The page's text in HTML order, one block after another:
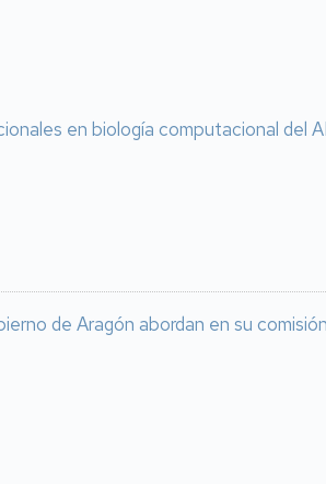
en biología computacional del
de Aragón abordan en su